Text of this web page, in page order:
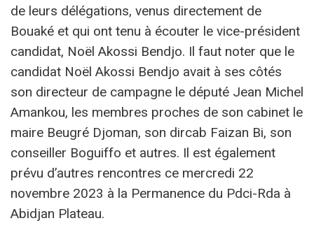
de leurs délégations, venus directement de
Bouaké et qui ont tenu à écouter le vice-président
candidat, Noël Akossi Bendjo. Il faut noter que le
candidat Noël Akossi Bendjo avait à ses côtés
son directeur de campagne le député Jean Michel
Amankou, les membres proches de son cabinet le
maire Beugré Djoman, son dircab Faizan Bi, son
conseiller Boguiffo et autres. Il est également
prévu d’autres rencontres ce mercredi 22
novembre 2023 à la Permanence du Pdci-Rda à
Abidjan Plateau.